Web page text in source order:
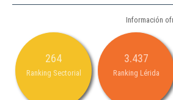
Información
264
Ranking Sectorial
3.437
Ranking Lérida